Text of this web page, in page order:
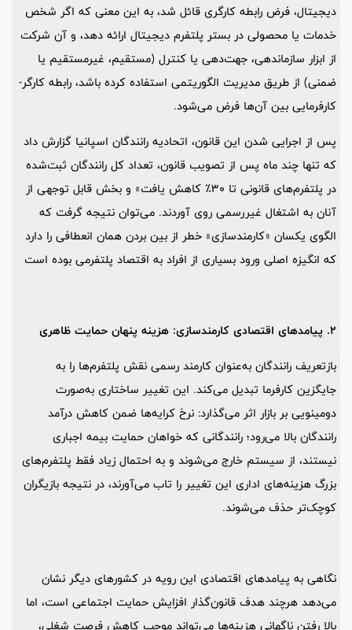
دیجیتال، فرض رابطه کارگری قائل شد، به این معنی که اگر شخص
خدمات یا محصولی در بستر پلتفرم دیجیتال ارائه دهد، و آن شرکت
از ابزار سازماندهی، جهت‌دهی یا کنترل (مستقیم، غیرمستقیم یا
ضمنی) از طریق مدیریت الگوریتمی استفاده کرده باشد، رابطه کارگر-
کارفرمایی بین آن‌ها فرض می‌شود.
پس از اجرایی شدن این قانون، اتحادیه‌ رانندگان اسپانیا گزارش داد
که تنها چند ماه پس از تصویب قانون، تعداد کل رانندگان ثبت‌شده
در پلتفرم‌های قانونی تا 30٪ کاهش یافت» و بخش قابل توجهی از
آنان به اشتغال غیررسمی روی آوردند. می‌توان نتیجه گرفت که
الگوی یکسان «کارمندسازی» خطر از بین بردن همان انعطافی را دارد
که انگیزه‌ اصلی ورود بسیاری از افراد به اقتصاد پلتفرمی بوده است
2. پیامدهای اقتصادی کارمندسازی: هزینه‌ پنهان حمایت ظاهری
بازتعریف رانندگان به‌عنوان کارمند رسمی نقش پلتفرم‌ها را به
جایگزین کارفرما تبدیل می‌کند. این تغییر ساختاری به‌صورت
دومینویی بر بازار اثر می‌گذارد: نرخ کرایه‌ها ضمن کاهش درآمد
رانندگان بالا می‌رود؛ رانندگانی که خواهان حمایت بیمه اجباری
نیستند، از سیستم خارج می‌شوند و به احتمال زیاد فقط پلتفرم‌های
بزرگ هزینه‌های اداری این تغییر را تاب می‌آورند، در نتیجه بازیگران
کوچک‌تر حذف می‌شوند.
نگاهی به پیامدهای اقتصادی این رویه در کشورهای دیگر نشان
می‌دهد هرچند هدف قانون‌گذار افزایش حمایت اجتماعی است، اما
بالا رفتن ناگهانی هزینه‌ها می‌تواند موجب کاهش فرصت‌ شغلی،